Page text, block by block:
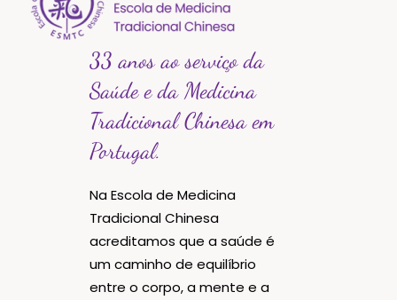
33 anos ao serviço da
Saúde e da Medicina
Tradicional Chinesa em
Portugal.
Na Escola de Medicina
Tradicional Chinesa
acreditamos que a saúde é
um caminho de equilíbrio
entre o corpo, a mente e a